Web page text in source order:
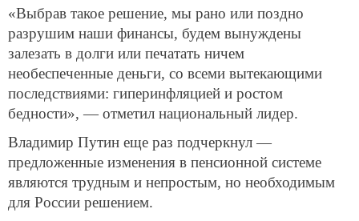
«Выбрав такое решение, мы рано или поздно
разрушим наши финансы, будем вынуждены
залезать в долги или печатать ничем
необеспеченные деньги, со всеми вытекающими
последствиями: гиперинфляцией и ростом
бедности», — отметил национальный лидер.
Владимир Путин еще раз подчеркнул —
предложенные изменения в пенсионной системе
являются трудным и непростым, но необходимым
для России решением.